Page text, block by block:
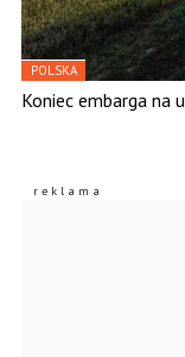
POLSKA
Koniec embarga na